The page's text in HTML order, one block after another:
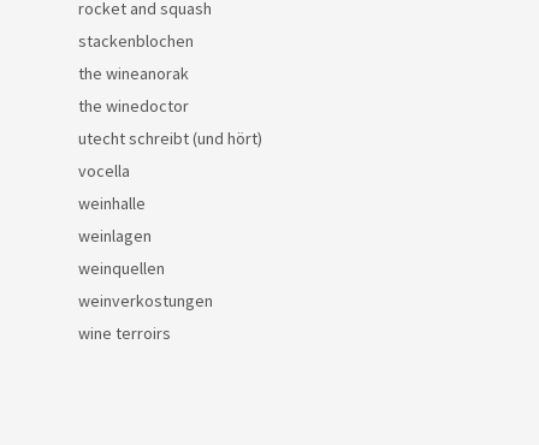
rocket and squash
stackenblochen
the wineanorak
the winedoctor
utecht schreibt (und hört)
vocella
weinhalle
weinlagen
weinquellen
weinverkostungen
wine terroirs